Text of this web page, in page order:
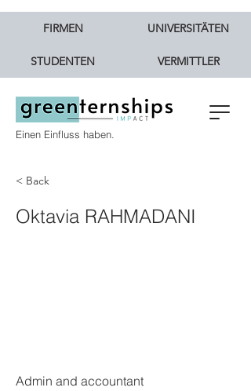
Einen Einfluss haben.
FIRMEN UNIVERSITÄTEN
STUDENTEN VERMITTLER
< Back
Oktavia RAHMADANI
Admin and accountant